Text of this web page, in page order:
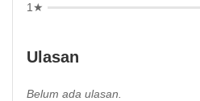
1★
Ulasan
Belum ada ulasan.